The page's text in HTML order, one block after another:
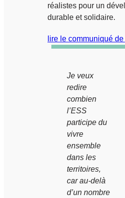
réalistes pour un
durable et solidaire.
lire le communiqué
Je veux
redire
combien
l’ESS
participe du
vivre
ensemble
dans les
territoires,
car au-delà
d’un nombre